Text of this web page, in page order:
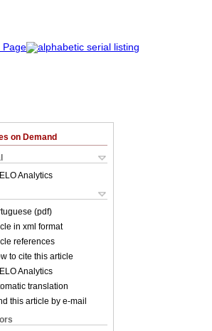
on Demand
Analytics
(pdf)
in xml format
references
to cite this article
Analytics
translation
this article by e-mail